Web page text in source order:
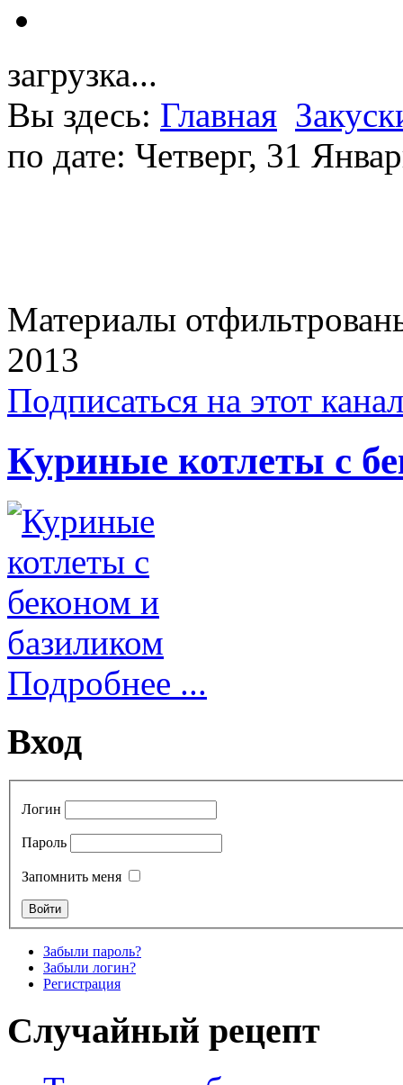
загрузка...
Вы здесь: Главная
по дате: Четверг, 31
Материалы
2013
Подписаться на этот
Куриные котлеты с
Подробнее ...
Вход
Логин
Пароль
Запомнить меня
Забыли пароль?
Забыли логин?
Регистрация
Случайный рецепт